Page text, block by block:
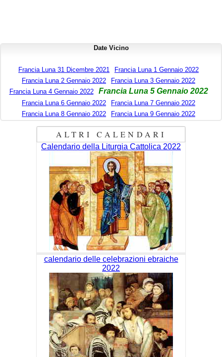
Date Vicino
Francia Luna 31 Dicembre 2021
Francia Luna 1 Gennaio 2022
Francia Luna 2 Gennaio 2022
Francia Luna 3 Gennaio 2022
Francia Luna 4 Gennaio 2022
Francia Luna 5 Gennaio 2022
Francia Luna 6 Gennaio 2022
Francia Luna 7 Gennaio 2022
Francia Luna 8 Gennaio 2022
Francia Luna 9 Gennaio 2022
ALTRI CALENDARI
Calendario della Liturgia Cattolica 2022
calendario delle celebrazioni ebraiche
2022